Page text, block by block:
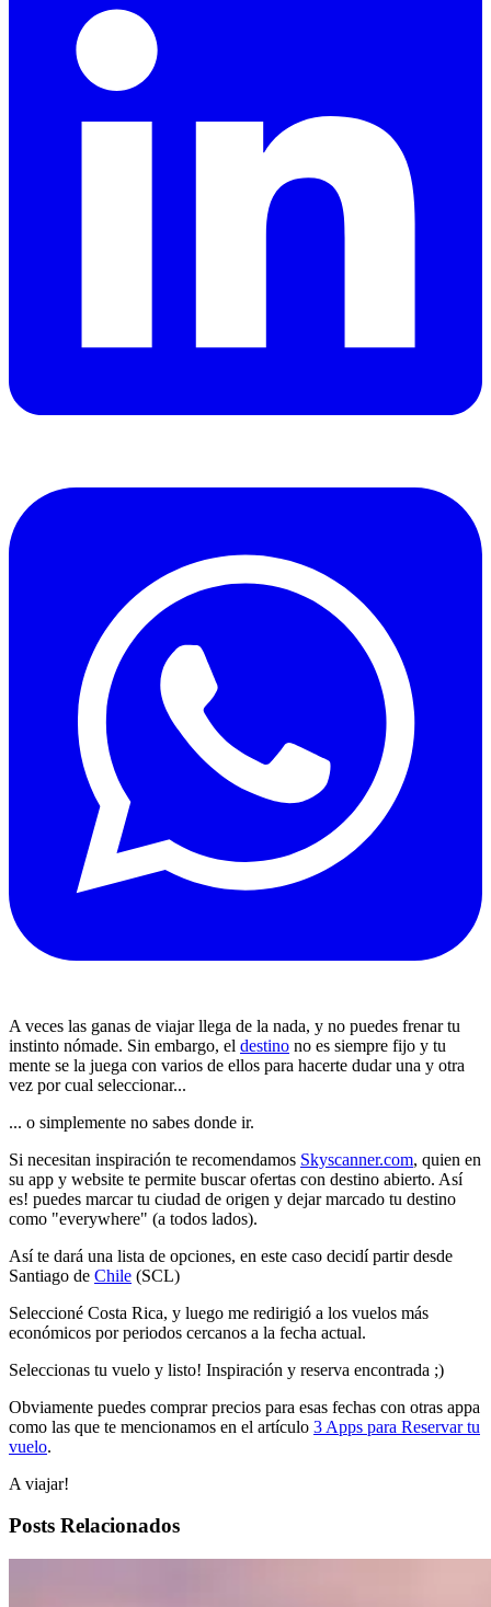
A veces las ganas de viajar llega de la nada, y no puedes frenar tu
instinto nómade. Sin embargo, el destino no es siempre fijo y tu
mente se la juega con varios de ellos para hacerte dudar una y otra
vez por cual seleccionar...
... o simplemente no sabes donde ir.
Si necesitan inspiración te recomendamos Skyscanner.com, quien en
su app y website te permite buscar ofertas con destino abierto. Así
es! puedes marcar tu ciudad de origen y dejar marcado tu destino
como "everywhere" (a todos lados).
Así te dará una lista de opciones, en este caso decidí partir desde
Santiago de Chile (SCL)
Seleccioné Costa Rica, y luego me redirigió a los vuelos más
económicos por periodos cercanos a la fecha actual.
Seleccionas tu vuelo y listo! Inspiración y reserva encontrada ;)
Obviamente puedes comprar precios para esas fechas con otras appa
como las que te mencionamos en el artículo 3 Apps para Reservar tu
vuelo.
A viajar!
Posts Relacionados